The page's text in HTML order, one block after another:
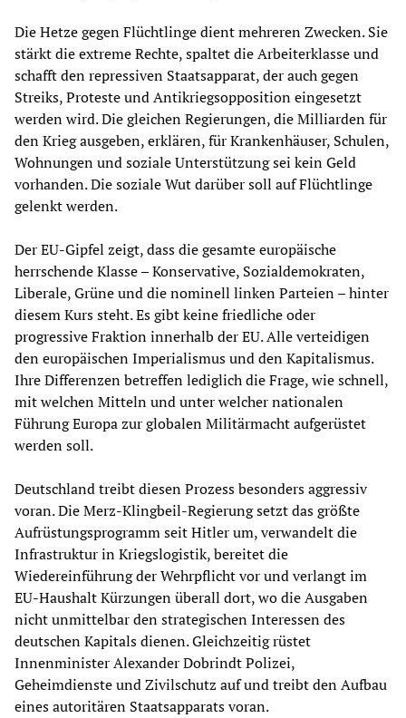
Die Hetze gegen Flüchtlinge dient mehreren Zwecken. Sie
stärkt die extreme Rechte, spaltet die Arbeiterklasse und
schafft den repressiven Staatsapparat, der auch gegen
Streiks, Proteste und Antikriegsopposition eingesetzt
werden wird. Die gleichen Regierungen, die Milliarden für
den Krieg ausgeben, erklären, für Krankenhäuser, Schulen,
Wohnungen und soziale Unterstützung sei kein Geld
vorhanden. Die soziale Wut darüber soll auf Flüchtlinge
gelenkt werden.
Der EU-Gipfel zeigt, dass die gesamte europäische
herrschende Klasse – Konservative, Sozialdemokraten,
Liberale, Grüne und die nominell linken Parteien – hinter
diesem Kurs steht. Es gibt keine friedliche oder
progressive Fraktion innerhalb der EU. Alle verteidigen
den europäischen Imperialismus und den Kapitalismus.
Ihre Differenzen betreffen lediglich die Frage, wie schnell,
mit welchen Mitteln und unter welcher nationalen
Führung Europa zur globalen Militärmacht aufgerüstet
werden soll.
Deutschland treibt diesen Prozess besonders aggressiv
voran. Die Merz-Klingbeil-Regierung setzt das größte
Aufrüstungsprogramm seit Hitler um, verwandelt die
Infrastruktur in Kriegslogistik, bereitet die
Wiedereinführung der Wehrpflicht vor und verlangt im
EU-Haushalt Kürzungen überall dort, wo die Ausgaben
nicht unmittelbar den strategischen Interessen des
deutschen Kapitals dienen. Gleichzeitig rüstet
Innenminister Alexander Dobrindt Polizei,
Geheimdienste und Zivilschutz auf und treibt den Aufbau
eines autoritären Staatsapparats voran.